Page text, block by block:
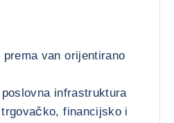
van orijentirano
infrastruktura
financijsko i